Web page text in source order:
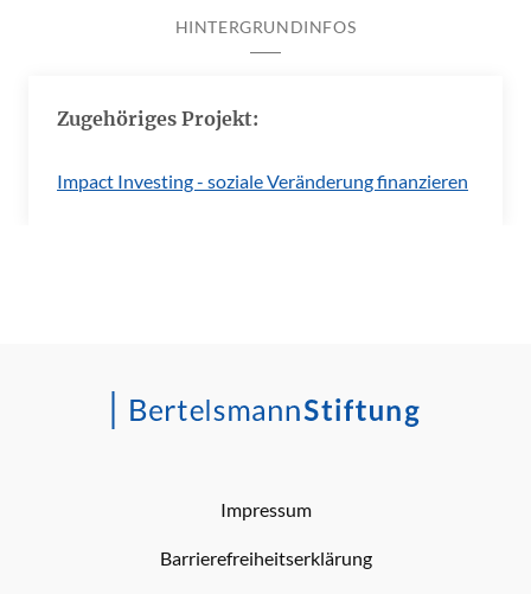
HINTERGRUNDINFOS
Zugehöriges Projekt:
Impact Investing - soziale Veränderung finanzieren
Impressum
Barrierefreiheitserklärung